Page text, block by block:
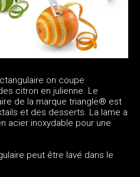
on coupe
citron en julienne. Le
de la marque triangle® est
et des desserts. La lame a
acier inoxydable pour une
peut être lavé dans le